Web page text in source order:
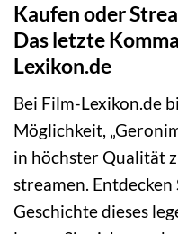
Kaufen oder
Das letzte
Lexikon.de
Bei Film-Lexikon.de
Möglichkeit,
in höchster Qualität
streamen. Entdecken
Geschichte dieses